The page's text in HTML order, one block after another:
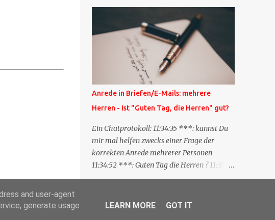
besagt: "Lieber Blogeintrag, ich habe einen
Kommentar zu dir geschrieben, aber nicht
bei dir in den Kommentaren sondern in
meinem Blog. Bitte vermerke das doch,
damit deine Leser auch mal vorbeischauen,
was ich zu deinem Inhalt zu sagen hatte."
Diese Nachrichtenfunktion wird
'angestoßen' in dem 'mein' Blog an die
'TrackbackURL' des Anderen einen 'Ping'
schickt, d.h. ein paar Parameter übergibt
(URL meines Eintrags, Kurzzitat meines
Beitrags). Praktisch muss man nichts
Anderes tun, als die TrackbackURL beim
sind heute recht selten. Das Trackback-
Anrede in Briefen/E-Mails: mehrere
Herren - Ist "Guten Tag, die Herren" gut?
Ein Chatprotokoll: 11:34:35 ***: kannst Du
mir mal helfen zwecks einer Frage der
korrekten Anrede mehrerer Personen
11:34:52 ***: Guten Tag die Herren ? 11:35:07
***: Sehr geehrte Herren, 11:35:26 ***: Sehr
OliverG: hm 11:37:49 OliverG: Im Brief?
and user-agent
generate usage
LEARN MORE GOT IT